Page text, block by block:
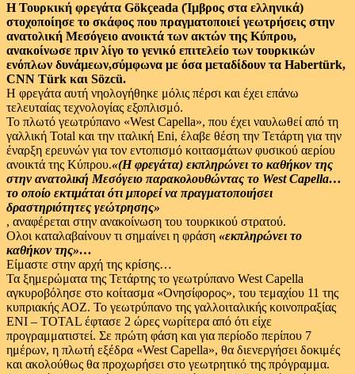
Η Τουρκική φρεγάτα Gökçeada (Ίμβρος στα ελληνικά)
στοχοποίησε το σκάφος που πραγματοποιεί γεωτρήσεις στην
ανατολική Μεσόγειο ανοικτά των ακτών της Κύπρου,
ανακοίνωσε πριν λίγο το γενικό επιτελείο των τουρκικών
ενόπλων δυνάμεων,σύμφωνα με όσα μεταδίδουν τα Habertürk,
CNN Türk και Sözcü.
Η φρεγάτα αυτή νηολογήθηκε μόλις πέρσι και έχει επάνω
τελευταίας τεχνολογίας εξοπλισμό.
Το πλωτό γεωτρύπανο «West Capella», που έχει ναυλωθεί από τη
γαλλική Total και την ιταλική Eni, έλαβε θέση την Τετάρτη για την
έναρξη ερευνών για τον εντοπισμό κοιτασμάτων φυσικού αερίου
ανοικτά της Κύπρου.«(Η φρεγάτα) εκπληρώνει το καθήκον της
στην ανατολική Μεσόγειο παρακολουθώντας το West Capella…
το οποίο εκτιμάται ότι μπορεί να πραγματοποιήσει
δραστηριότητες γεώτρησης»
, αναφέρεται στην ανακοίνωση του τουρκικού στρατού.
Ολοι καταλαβαίνουν τι σημαίνει η φράση «εκπληρώνει το
καθήκον της»…
Είμαστε στην αρχή της κρίσης…
Τα ξημερώματα της Τετάρτης το γεωτρύπανο West Capella
αγκυροβόλησε στο κοίτασμα «Ονησίφορος», του τεμαχίου 11 της
κυπριακής ΑΟΖ. Το γεωτρύπανο της γαλλοιταλικής κοινοπραξίας
ENI – TOTAL έφτασε 2 ώρες νωρίτερα από ότι είχε
προγραμματιστεί. Σε πρώτη φάση και για περίοδο περίπου 7
ημέρων, η πλωτή εξέδρα «West Capella», θα διενεργήσει δοκιμές
και ακολούθως θα προχωρήσει στο γεωτρητικό της πρόγραμμα.